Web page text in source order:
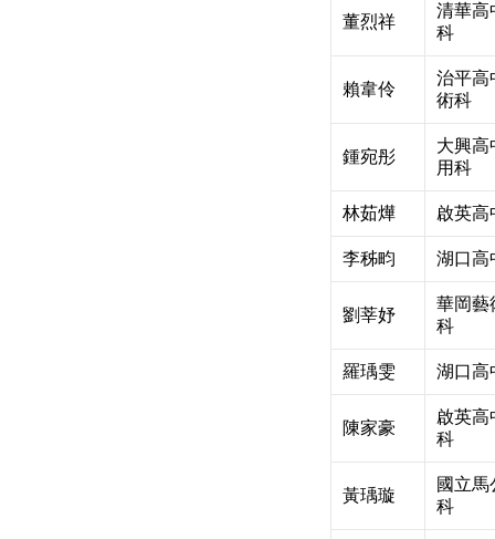
董烈祥
清華高
科
賴韋伶
治平高
術科
鍾宛彤
大興高
用科
林茹燁 啟英高
李秭畇 湖口高
劉莘妤
華岡藝
科
羅瑀雯 湖口高
陳家豪
啟英高
科
黃瑀璇
國立馬
科